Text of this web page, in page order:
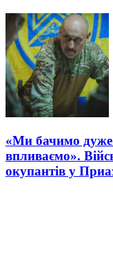
«Ми бачимо дуже
впливаємо».
окупантів у